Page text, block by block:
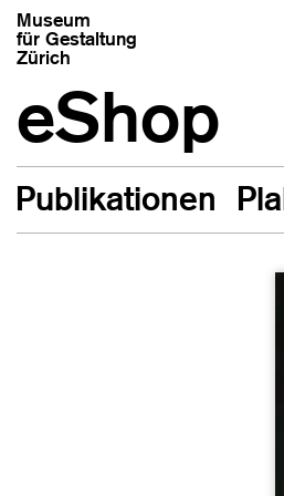
Museum
für Gestaltung
Zürich
eShop
Publikationen